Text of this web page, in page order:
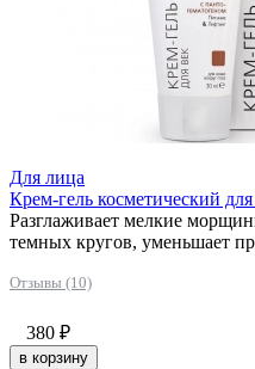
Для лица
Крем-гель косметический
Разглаживает мелкие
темных кругов, уменьшает
Отзывы (10)
380 ₽
в корзину